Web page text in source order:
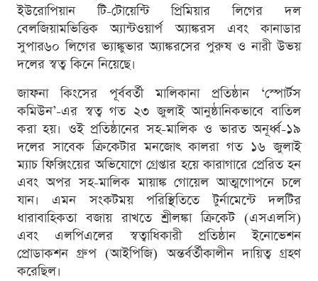
ইউরোপিয়ান টি-টোয়েন্টি প্রিমিয়ার লিগের দল
বেলজিয়ামভিত্তিক অ্যান্টওয়ার্প অ্যাঙ্করস এবং কানাডার
সুপার৬০ লিগের ভ্যাঙ্কুভার অ্যাঙ্করসের পুরুষ ও নারী উভয়
দলের স্বত্ব কিনে নিয়েছে।
জাফনা কিংসের পূর্ববর্তী মালিকানা প্রতিষ্ঠান ‘স্পোর্টস
কমিউন’-এর স্বত্ব গত ২৩ জুলাই আনুষ্ঠানিকভাবে বাতিল
করা হয়। ওই প্রতিষ্ঠানের সহ-মালিক ও ভারত অনূর্ধ্ব-১৯
দলের সাবেক ক্রিকেটার মনজোৎ কালরা গত ১৬ জুলাই
ম্যাচ ফিক্সিংয়ের অভিযোগে গ্রেপ্তার হয়ে কারাগারে প্রেরিত হন
এবং অপর সহ-মালিক মায়াঙ্ক গোয়েল আত্মগোপনে চলে
যান। এমন সংকটময় পরিস্থিতিতে টুর্নামেন্টে দলটির
ধারাবাহিকতা বজায় রাখতে শ্রীলঙ্কা ক্রিকেট (এসএলসি)
এবং এলপিএলের স্বত্বাধিকারী প্রতিষ্ঠান ইনোভেশন
প্রোডাকশন গ্রুপ (আইপিজি) অন্তর্বর্তীকালীন দায়িত্ব গ্রহণ
করেছিল।